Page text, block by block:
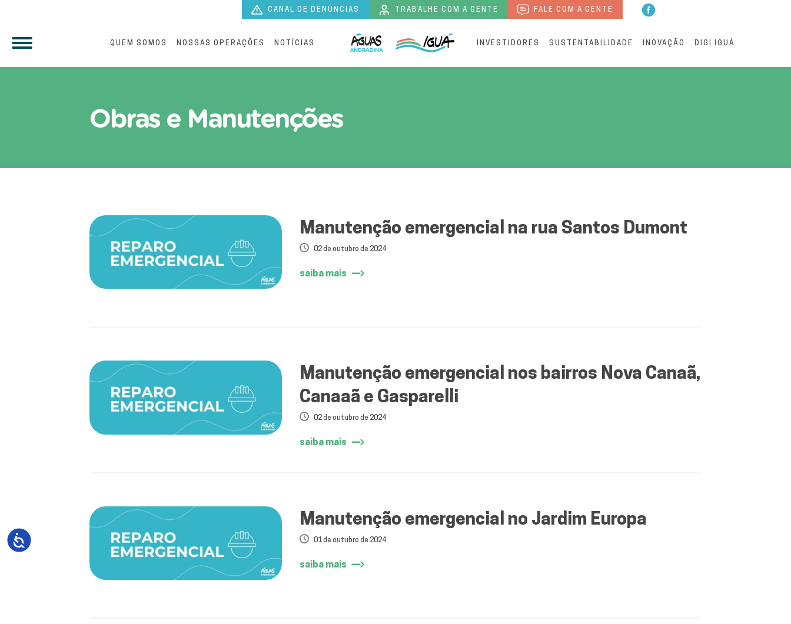
CANAL DE DENÚNCIAS TRABALHE COM A GENTE FALE COM A GENTE
QUEM SOMOS NOSSAS OPERAÇÕES NOTÍCIAS INVESTIDORES SUSTENTABILIDADE INOVAÇÃO DIGI IGUÁ
Obras e Manutenções
Manutenção emergencial na rua Santos Dumont
02 de outubro de 2024
saiba mais
Manutenção emergencial nos bairros Nova Canaã,
Canaaã e Gasparelli
02 de outubro de 2024
saiba mais
Manutenção emergencial no Jardim Europa
01 de outubro de 2024
saiba mais